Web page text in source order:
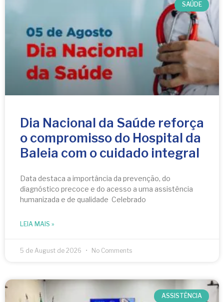
SAÚDE
Dia Nacional da Saúde reforça
o compromisso do Hospital da
Baleia com o cuidado integral
Data destaca a importância da prevenção, do
diagnóstico precoce e do acesso a uma assistência
humanizada e de qualidade Celebrado
LEIA MAIS »
5 de August de 2026 No Comments
ASSISTÊNCIA